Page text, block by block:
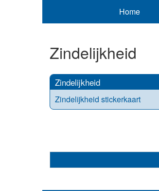
Home
Zindelijkheid
Zindelijkheid
Zindelijkheid stickerkaart